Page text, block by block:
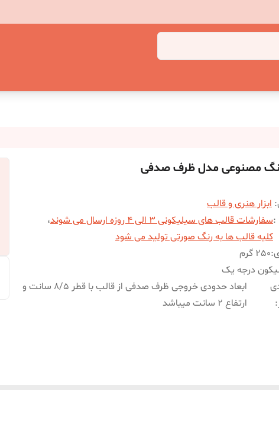
مصنوعی مدل ظرف صدفی
: ابزار هنری و قالب
:سفارشات قالب های سیلیکونی 3 الی 4 روزه ارسال می شوند
،
کلیه قالب ها به رنگ صورتی تولید می شود
:250 گرم
درجه یک
:
ابعاد حدودی خروجی ظرف صدفی از قالب با قطر 8/5 سانت و
ارتفاع 2 سانت میباشد